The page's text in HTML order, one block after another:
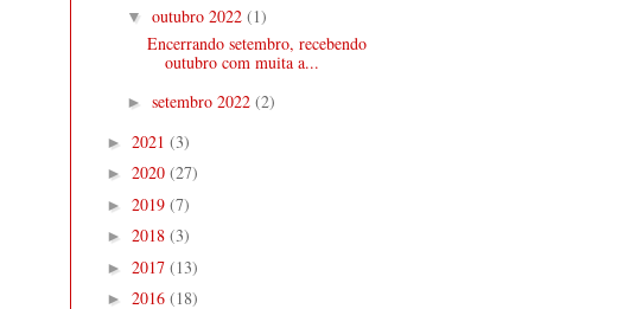
▼ outubro 2022 (1)
Encerrando setembro, recebendo
outubro com muita a...
► setembro 2022 (2)
► 2021 (3)
► 2020 (27)
► 2019 (7)
► 2018 (3)
► 2017 (13)
► 2016 (18)